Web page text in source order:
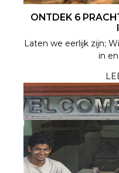
ONTDEK 6
Laten we eerlijk zijn;
in